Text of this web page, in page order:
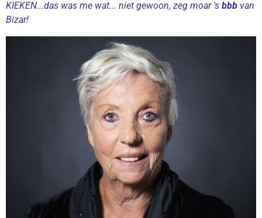
KIEKEN...das was me wat... niet gewoon, zeg moar 's bbb van
Bizar!